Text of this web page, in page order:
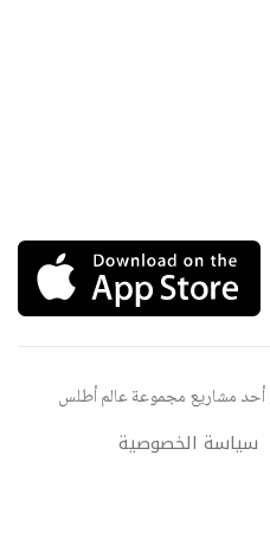
عالم أطلس
سياسة الخصوصية